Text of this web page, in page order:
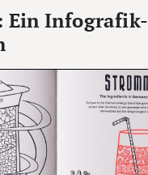
Ein Infografik-